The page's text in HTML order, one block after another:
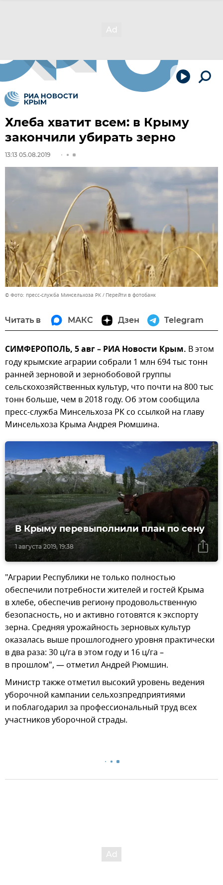
Хлеба хватит всем: в Крыму
закончили убирать зерно
13:13 05.08.2019
© Фото: пресс-служба Минсельхоза РК Перейти в фотобанк
Читать в МАКС Дзен Telegram
СИМФЕРОПОЛЬ, 5 авг – РИА Новости Крым. В этом
году крымские аграрии собрали 1 млн 694 тыс тонн
ранней зерновой и зернобобовой группы
сельскохозяйственных культур, что почти на 800 тыс
тонн больше, чем в 2018 году. Об этом сообщила
пресс-служба Минсельхоза РК со ссылкой на главу
Минсельхоза Крыма Андрея Рюмшина.
1 августа 2019, 19:38
В Крыму перевыполнили план по сену
"Аграрии Республики не только полностью
обеспечили потребности жителей и гостей Крыма
в хлебе, обеспечив региону продовольственную
безопасность, но и активно готовятся к экспорту
зерна. Средняя урожайность зерновых культур
оказалась выше прошлогоднего уровня практически
в два раза: 30 ц/га в этом году и 16 ц/га –
в прошлом", — отметил Андрей Рюмшин.
Министр также отметил высокий уровень ведения
уборочной кампании сельхозпредприятиями
и поблагодарил за профессиональный труд всех
участников уборочной страды.